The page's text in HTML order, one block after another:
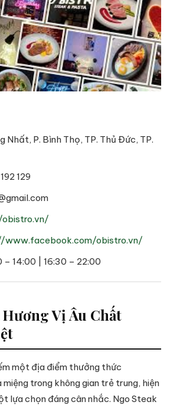
Nhất, P. Bình Thọ, TP. Thủ Đức, TP.
129
www.facebook.com/obistro.vn/
– 14:00 | 16:30 – 22:00
Hương Vị Âu Chất
một địa điểm thưởng thức
trong không gian trẻ trung, hiện
lựa chọn đáng cân nhắc. Ngo Steak